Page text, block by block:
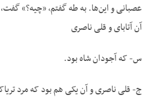
عصبانی و این‌ها. به طه گفتم، «چیه؟»
آن آتابای و قلی ناصری
س- که آجودان شاه بود.
ج- قلی ناصری و آن یکی هم بود که مرد